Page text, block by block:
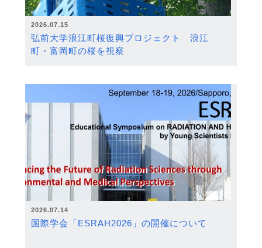
2026.07.15
弘前大学浪江町桜復興プロジェクト 浪江
町・富岡町の桜を視察
2026.07.14
国際学会「ESRAH2026」の開催について